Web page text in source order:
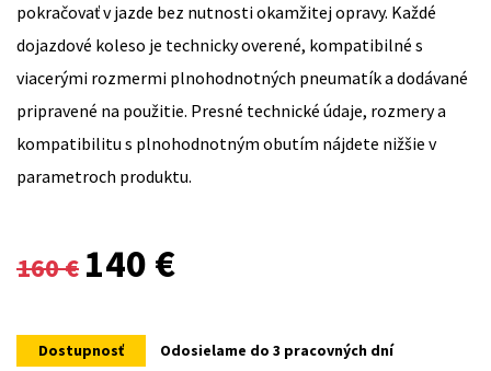
pokračovať v jazde bez nutnosti okamžitej opravy. Každé
dojazdové koleso je technicky overené, kompatibilné s
viacerými rozmermi plnohodnotných pneumatík a dodávané
pripravené na použitie. Presné technické údaje, rozmery a
kompatibilitu s plnohodnotným obutím nájdete nižšie v
parametroch produktu.
160€
Original
was:
140 €
is:
Dostupnosť Odosielame do 3 pracovných dní